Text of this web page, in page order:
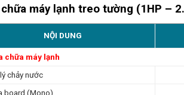
máy lạnh treo tường (1HP –
NỘI DUNG
chữa máy lạnh
chảy nước
board (Mono)